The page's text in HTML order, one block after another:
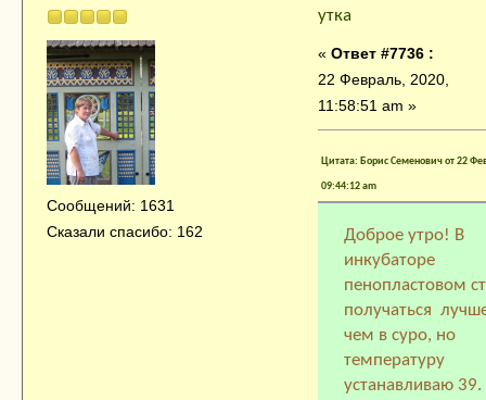
Сообщений: 1631
Сказали спасибо: 162
утка
« Ответ #7736 :
22 Февраль, 2020,
11:58:51 am »
Цитата: Борис Семенович от 22
09:44:12 am
Доброе утро! В
инкубаторе
пенопластовом
получаться
чем в суро, но
температуру
устанавливаю 39.